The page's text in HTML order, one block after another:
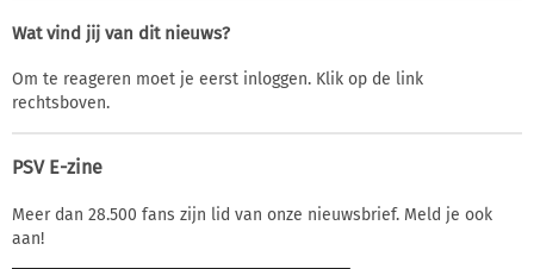
Wat vind jij van dit nieuws?
Om te reageren moet je eerst inloggen. Klik op de link
rechtsboven.
PSV E-zine
Meer dan 28.500 fans zijn lid van onze nieuwsbrief. Meld je ook
aan!